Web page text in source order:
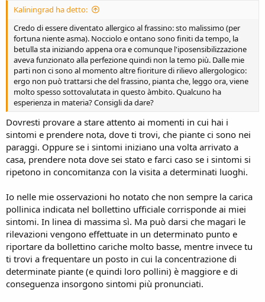
Kaliningrad ha detto:
Credo di essere diventato allergico al frassino: sto malissimo (per
fortuna niente asma). Nocciolo e ontano sono finiti da tempo, la
betulla sta iniziando appena ora e comunque l'iposensibilizzazione
aveva funzionato alla perfezione quindi non la temo più. Dalle mie
parti non ci sono al momento altre fioriture di rilievo allergologico:
ergo non può trattarsi che del frassino, pianta che, leggo ora, viene
molto spesso sottovalutata in questo àmbito. Qualcuno ha
esperienza in materia? Consigli da dare?
Dovresti provare a stare attento ai momenti in cui hai i
sintomi e prendere nota, dove ti trovi, che piante ci sono nei
paraggi. Oppure se i sintomi iniziano una volta arrivato a
casa, prendere nota dove sei stato e farci caso se i sintomi si
ripetono in concomitanza con la visita a determinati luoghi.
Io nelle mie osservazioni ho notato che non sempre la carica
pollinica indicata nel bollettino ufficiale corrisponde ai miei
sintomi. In linea di massima sì. Ma può darsi che magari le
rilevazioni vengono effettuate in un determinato punto e
riportare da bollettino cariche molto basse, mentre invece tu
ti trovi a frequentare un posto in cui la concentrazione di
determinate piante (e quindi loro pollini) è maggiore e di
conseguenza insorgono sintomi più pronunciati.